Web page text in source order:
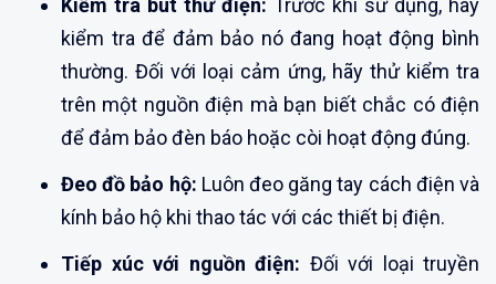
Kiểm tra bút thử điện: Trước khi sử dụng, hãy
kiểm tra để đảm bảo nó đang hoạt động bình
thường. Đối với loại cảm ứng, hãy thử kiểm tra
trên một nguồn điện mà bạn biết chắc có điện
để đảm bảo đèn báo hoặc còi hoạt động đúng.
Đeo đồ bảo hộ: Luôn đeo găng tay cách điện và
kính bảo hộ khi thao tác với các thiết bị điện.
Tiếp xúc với nguồn điện: Đối với loại truyền